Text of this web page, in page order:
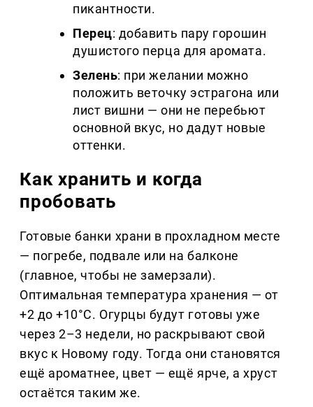
пикантности.
Перец: добавить пару горошин
душистого перца для аромата.
Зелень: при желании можно
положить веточку эстрагона или
лист вишни — они не перебьют
основной вкус, но дадут новые
оттенки.
Как хранить и когда
пробовать
Готовые банки храни в прохладном месте
— погребе, подвале или на балконе
(главное, чтобы не замерзали).
Оптимальная температура хранения — от
+2 до +10°C. Огурцы будут готовы уже
через 2–3 недели, но раскрывают свой
вкус к Новому году. Тогда они становятся
ещё ароматнее, цвет — ещё ярче, а хруст
остаётся таким же.